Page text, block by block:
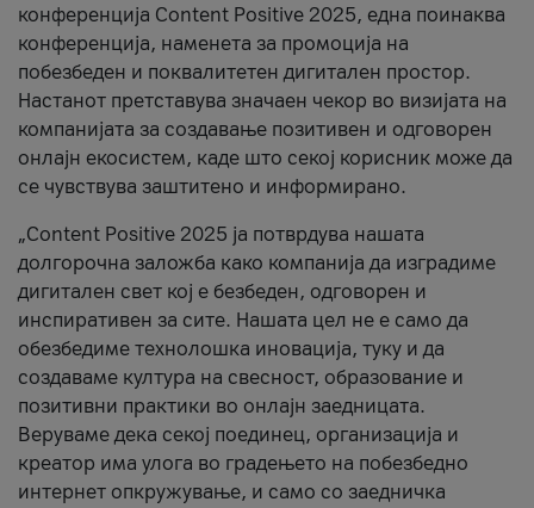
конференција Content Positive 2025, една поинаква
конференција, наменета за промоција на
побезбеден и поквалитетен дигитален простор.
Настанот претставува значаен чекор во визијата на
компанијата за создавање позитивен и одговорен
онлајн екосистем, каде што секој корисник може да
се чувствува заштитено и информирано.
„Content Positive 2025 ја потврдува нашата
долгорочна заложба како компанија да изградиме
дигитален свет кој е безбеден, одговорен и
инспиративен за сите. Нашата цел не е само да
обезбедиме технолошка иновација, туку и да
создаваме култура на свесност, образование и
позитивни практики во онлајн заедницата.
Веруваме дека секој поединец, организација и
креатор има улога во градењето на побезбедно
интернет опкружување, и само со заедничка